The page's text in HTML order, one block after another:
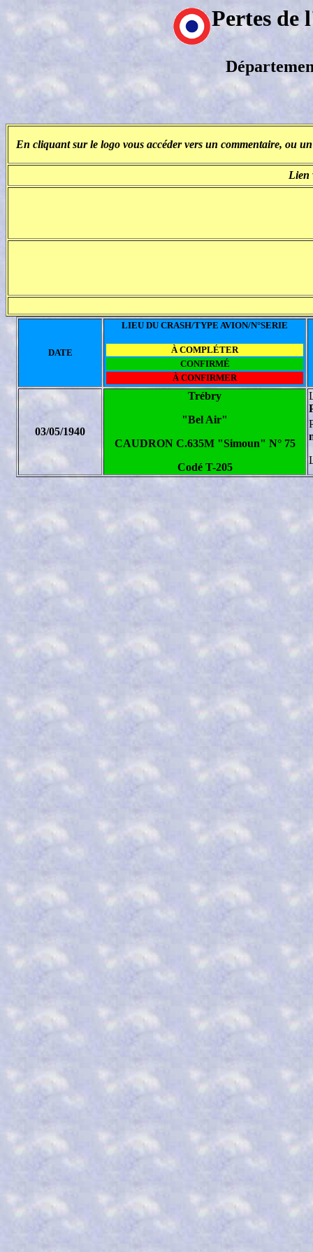
Pertes
En cliquant sur le logo vous accéder vers un commentaire, ou
Lien
DATE
LIEU DU CRASH/TYPE AVION/N°SERIE
À COMPLÉTER
CONFIRMÉ
À CONFIRMER
03/05/1940
Trébry
"Bel Air"
CAUDRON C.635M "Simoun" N° 75
Codé T-205